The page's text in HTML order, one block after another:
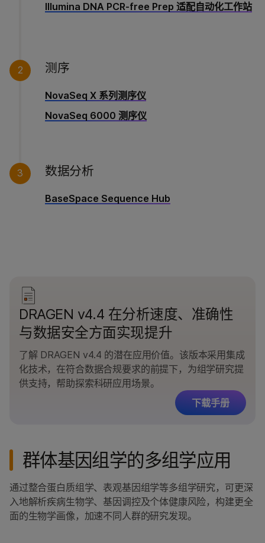
Illumina DNA PCR-free Prep 适配⾃动化⼯作站
2 测序
NovaSeq X 系列测序仪
NovaSeq 6000 测序仪
3 数据分析
BaseSpace Sequence Hub
DRAGEN v4.4 在分析速度、准确性
与数据安全方面实现提升
了解 DRAGEN v4.4 的潜在应用价值。该版本采用集成
化技术，在符合数据合规要求的前提下，为组学研究提
供支持，帮助探索科研应用场景。
下载手册
群体基因组学的多组学应用
通过整合蛋白质组学、表观基因组学等多组学研究，可更深
入地解析疾病生物学、基因调控及个体健康风险，构建更全
面的生物学画像，加速不同人群的研究发现。